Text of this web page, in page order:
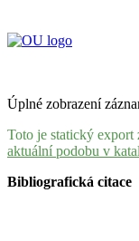
Úplné zobrazení
Toto je statický export
aktuální podobu v
Bibliografická citace